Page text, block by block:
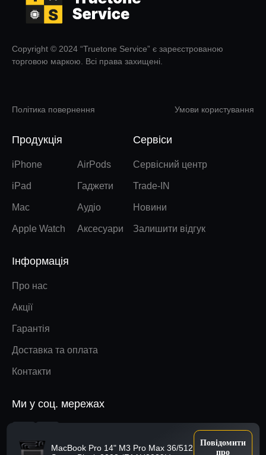
MacBook Pro 14" M3 Pro Max 36/512
Повідомити
про
Copyright © 2024 “Truetone Service” є зареєстрованою
торговою маркою. Всі права захищені.
Політика повернення Умови користування
Продукція
iPhone
iPad
Mac
Apple Watch
AirPods
Гаджети
Аудіо
Аксесуари
Сервіси
Сервісний центр
Trade-IN
Новини
Залишити відгук
Інформація
Про нас
Акції
Гарантія
Доставка та оплата
Контакти
Ми у соц. мережах
Наверх